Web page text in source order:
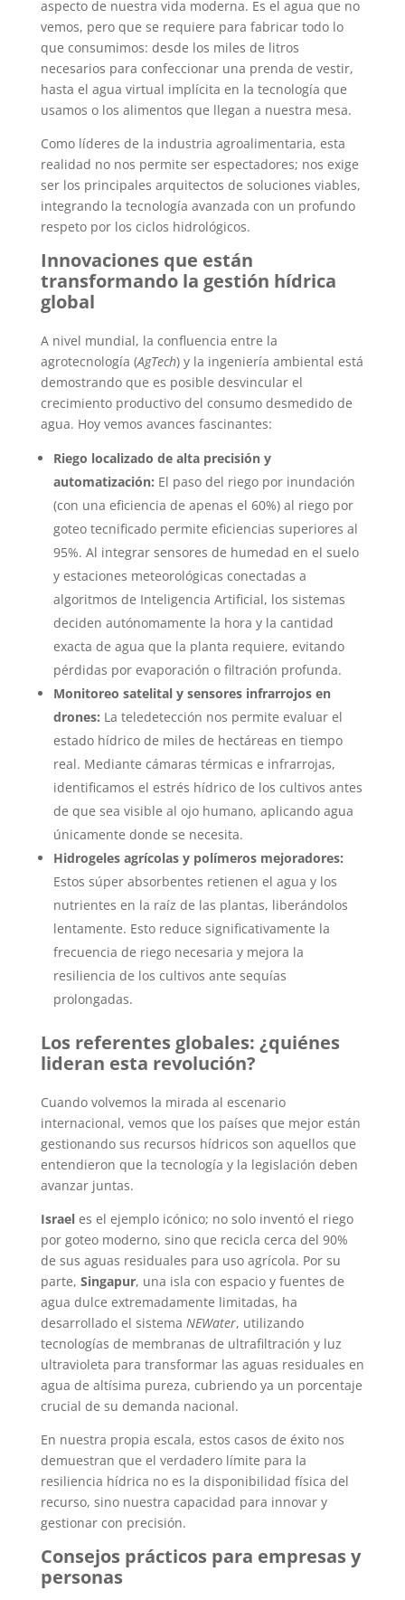
aspecto de nuestra vida moderna. Es el agua que no
vemos, pero que se requiere para fabricar todo lo
que consumimos: desde los miles de litros
necesarios para confeccionar una prenda de vestir,
hasta el agua virtual implícita en la tecnología que
usamos o los alimentos que llegan a nuestra mesa.
Como líderes de la industria agroalimentaria, esta
realidad no nos permite ser espectadores; nos exige
ser los principales arquitectos de soluciones viables,
integrando la tecnología avanzada con un profundo
respeto por los ciclos hidrológicos.
Innovaciones que están
transformando la gestión hídrica
global
A nivel mundial, la confluencia entre la
agrotecnología (AgTech) y la ingeniería ambiental está
demostrando que es posible desvincular el
crecimiento productivo del consumo desmedido de
agua. Hoy vemos avances fascinantes:
Riego localizado de alta precisión y
automatización: El paso del riego por inundación
(con una eficiencia de apenas el 60%) al riego por
goteo tecnificado permite eficiencias superiores al
95%. Al integrar sensores de humedad en el suelo
y estaciones meteorológicas conectadas a
algoritmos de Inteligencia Artificial, los sistemas
deciden autónomamente la hora y la cantidad
exacta de agua que la planta requiere, evitando
pérdidas por evaporación o filtración profunda.
Monitoreo satelital y sensores infrarrojos en
drones: La teledetección nos permite evaluar el
estado hídrico de miles de hectáreas en tiempo
real. Mediante cámaras térmicas e infrarrojas,
identificamos el estrés hídrico de los cultivos antes
de que sea visible al ojo humano, aplicando agua
únicamente donde se necesita.
Hidrogeles agrícolas y polímeros mejoradores:
Estos súper absorbentes retienen el agua y los
nutrientes en la raíz de las plantas, liberándolos
lentamente. Esto reduce significativamente la
frecuencia de riego necesaria y mejora la
resiliencia de los cultivos ante sequías
prolongadas.
Los referentes globales: ¿quiénes
lideran esta revolución?
Cuando volvemos la mirada al escenario
internacional, vemos que los países que mejor están
gestionando sus recursos hídricos son aquellos que
entendieron que la tecnología y la legislación deben
avanzar juntas.
Israeles el ejemplo icónico; no solo inventó el riego
por goteo moderno, sino que recicla cerca del 90%
de sus aguas residuales para uso agrícola. Por su
parte, Singapur, una isla con espacio y fuentes de
agua dulce extremadamente limitadas, ha
desarrollado el sistema NEWater, utilizando
tecnologías de membranas de ultrafiltración y luz
ultravioleta para transformar las aguas residuales en
agua de altísima pureza, cubriendo ya un porcentaje
crucial de su demanda nacional.
En nuestra propia escala, estos casos de éxito nos
demuestran que el verdadero límite para la
resiliencia hídrica no es la disponibilidad física del
recurso, sino nuestra capacidad para innovar y
gestionar con precisión.
Consejos prácticos para empresas y
personas